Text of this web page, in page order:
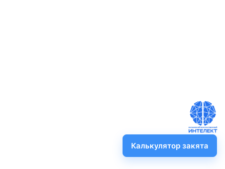
Калькулятор закята